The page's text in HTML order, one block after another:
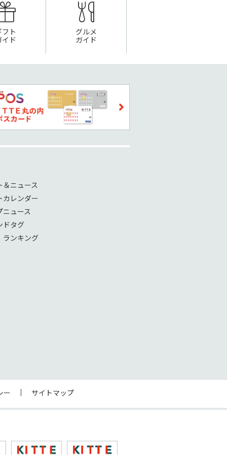
ト
ド
グルメ
ガイド
＆ニュース
カレンダー
ニュース
ドタグ
ランキング
ー サイトマップ